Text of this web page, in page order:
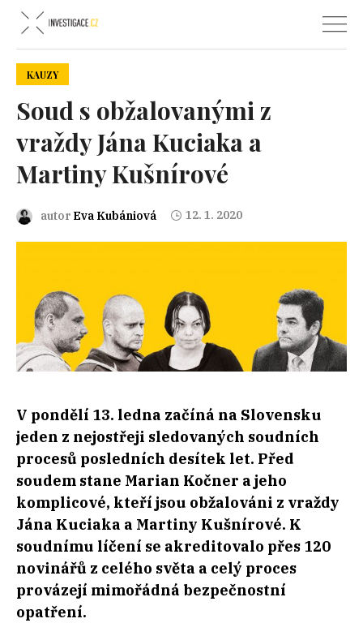
KAUZY
Soud s obžalovanými z
vraždy Jána Kuciaka a
Martiny Kušnírové
autor Eva Kubániová 12. 1. 2020
V pondělí 13. ledna začíná na Slovensku
jeden z nejostřeji sledovaných soudních
procesů posledních desítek let. Před
soudem stane Marian Kočner a jeho
komplicové, kteří jsou obžalováni z vraždy
Jána Kuciaka a Martiny Kušnírové. K
soudnímu líčení se akreditovalo přes 120
novinářů z celého světa a celý proces
provázejí mimořádná bezpečnostní
opatření.